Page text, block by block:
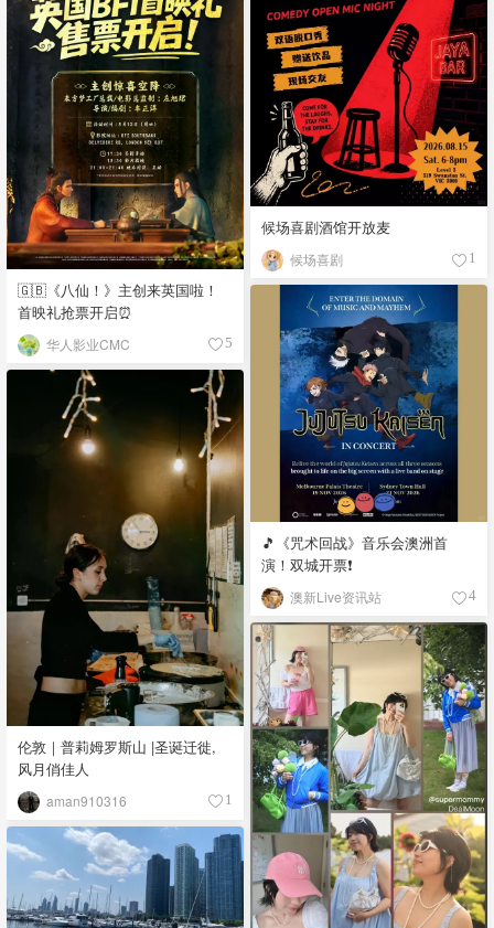
🇬🇧《八仙！》主创来英国啦！
首映礼抢票开启⏰
华人影业CMC 5
候场喜剧酒馆开放麦
候场喜剧 1
🎵《咒术回战》音乐会澳洲首
演！双城开票❗️
澳新Live资讯站 4
伦敦｜普莉姆罗斯山 |圣诞迁徙,
风月俏佳人
aman910316 1